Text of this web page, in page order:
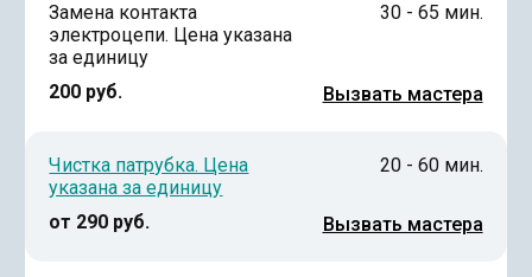
Замена контакта
электроцепи. Цена указана
за единицу
200 руб.
30 - 65 мин.
Вызвать мастера
Чистка патрубка. Цена
указана за единицу
от 290 руб.
20 - 60 мин.
Вызвать мастера